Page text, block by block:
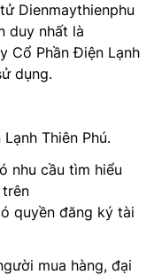
Dienmaythienphu
duy nhất là
Cổ Phần Điện Lạnh
dụng.
Thiên Phú.
nhu cầu tìm hiểu
quyền đăng ký tài
mua hàng, đại